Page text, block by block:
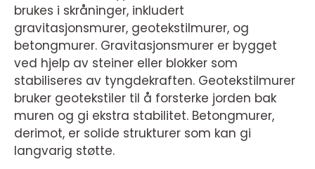
brukes i skråninger, inkludert
gravitasjonsmurer, geotekstilmurer, og
betongmurer. Gravitasjonsmurer er bygget
ved hjelp av steiner eller blokker som
stabiliseres av tyngdekraften. Geotekstilmurer
bruker geotekstiler til å forsterke jorden bak
muren og gi ekstra stabilitet. Betongmurer,
derimot, er solide strukturer som kan gi
langvarig støtte.